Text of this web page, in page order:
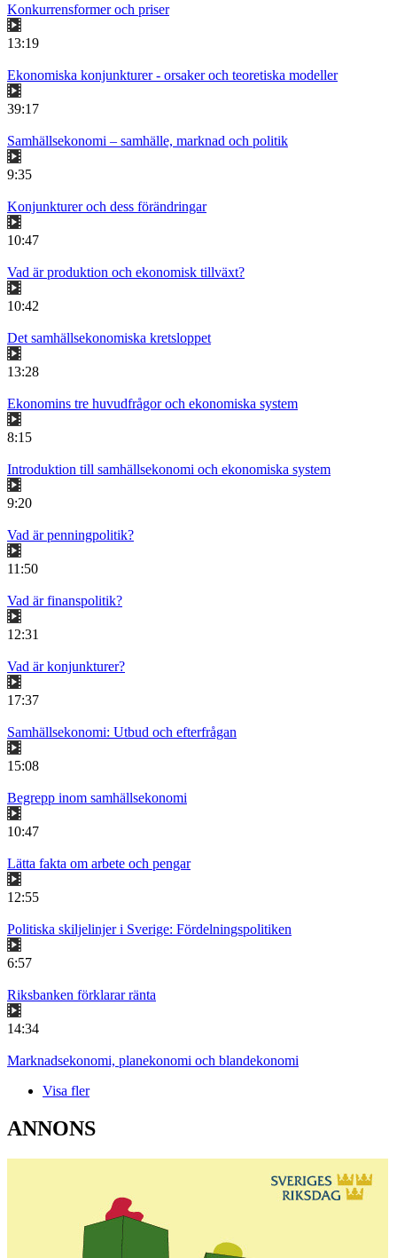
Konkurrensformer och priser
13:19
Ekonomiska konjunkturer - orsaker och teoretiska modeller
39:17
Samhällsekonomi – samhälle, marknad och politik
9:35
Konjunkturer och dess förändringar
10:47
Vad är produktion och ekonomisk tillväxt?
10:42
Det samhällsekonomiska kretsloppet
13:28
Ekonomins tre huvudfrågor och ekonomiska system
8:15
Introduktion till samhällsekonomi och ekonomiska system
9:20
Vad är penningpolitik?
11:50
Vad är finanspolitik?
12:31
Vad är konjunkturer?
17:37
Samhällsekonomi: Utbud och efterfrågan
15:08
Begrepp inom samhällsekonomi
10:47
Lätta fakta om arbete och pengar
12:55
Politiska skiljelinjer i Sverige: Fördelningspolitiken
6:57
Riksbanken förklarar ränta
14:34
Marknadsekonomi, planekonomi och blandekonomi
Visa fler
ANNONS